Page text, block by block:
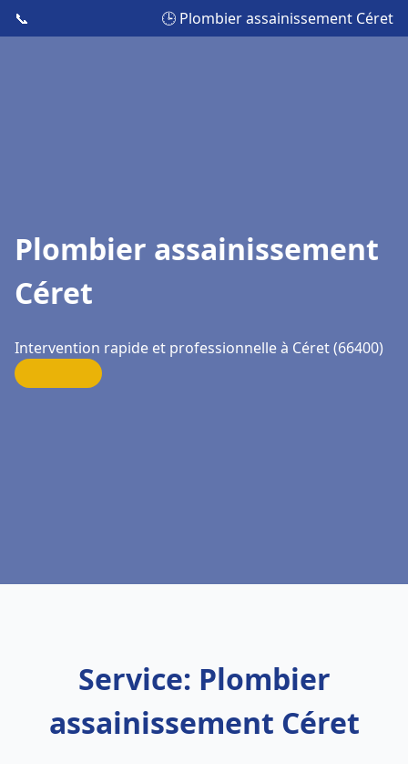
📞 🕒 Plombier assainissement Céret
Plombier assainissement
Céret
Intervention rapide et professionnelle à Céret (66400)
Service: Plombier
assainissement Céret